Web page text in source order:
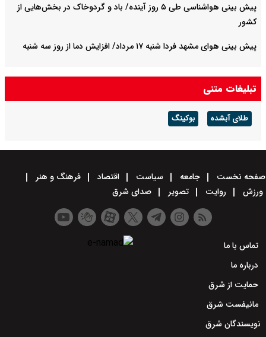
پیش بینی هواشناسی طی ۵ روز آینده/ باد و گردوخاک در بخش‌هایی از
کشور
پیش بینی هوای مشهد فردا شنبه ۱۷ مرداد/ افزایش دما از روز سه شنبه
تبلیغات متنی
طلای آبشده بوکینگ
صفحه نخست جامعه سیاست اقتصاد
فرهنگ و هنر
ورزش
روایت تصویر صدای شرق
تماس با ما
درباره ما
حمایت از شرق
مانیفست شرق
نویسندگان شرق